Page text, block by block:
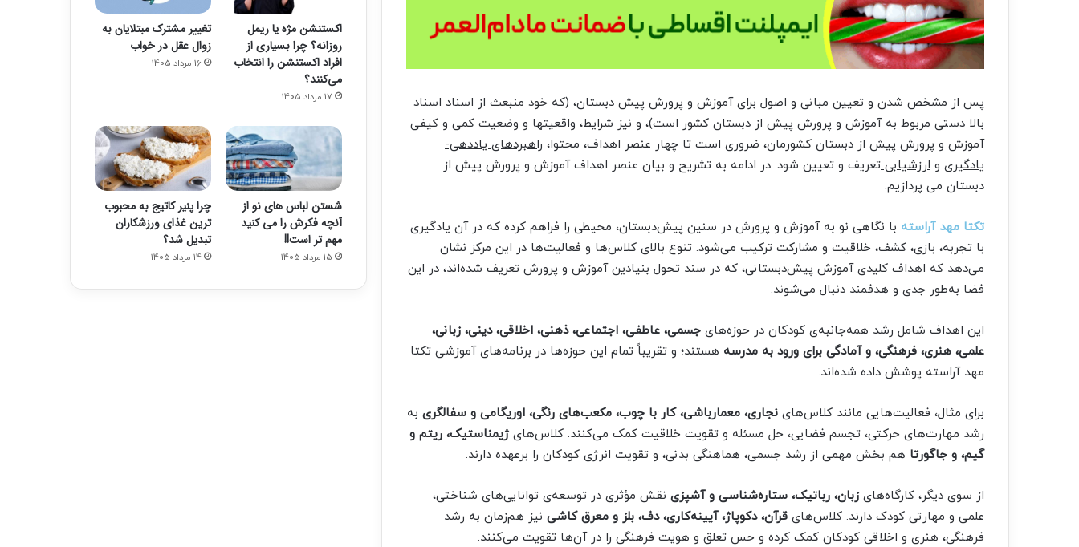
پس از مشخص شدن و تعیینمبانی و اصول برای آموزش و پرورش پیش دبستان، (که خود منبعث از اسناد اسناد
بالا دستی مربوط به آموزش و پرورش پیش از دبستان کشور است)، و نیز شرایط، واقعیتها و وضعیت کمی و کیفی
آموزش و پرورش پیش از دبستان کشورمان، ضروری است تا چهار عنصر اهداف، محتوا، راهبردهای یاددهی-
یادگیری و ارزشیابیتعریف و تعیین شود. در ادامه به تشریح و بیان عنصر اهداف آموزش و پرورش پیش از
دبستان می پردازیم.
تکتا مهد آراسته با نگاهی نو به آموزش و پرورش در سنین پیش‌دبستان، محیطی را فراهم کرده که در آن یادگیری
با تجربه، بازی، کشف، خلاقیت و مشارکت ترکیب می‌شود. تنوع بالای کلاس‌ها و فعالیت‌ها در این مرکز نشان
می‌دهد که اهداف کلیدی آموزش پیش‌دبستانی، که در سند تحول بنیادین آموزش و پرورش تعریف شده‌اند، در این
فضا به‌طور جدی و هدفمند دنبال می‌شوند.
این اهداف شامل رشد همه‌جانبه‌ی کودکان در حوزه‌های جسمی، عاطفی، اجتماعی، ذهنی، اخلاقی، دینی، زبانی،
علمی، هنری، فرهنگی، و آمادگی برای ورود به مدرسه هستند؛ و تقریباً تمام این حوزه‌ها در برنامه‌های آموزشی تکتا
مهد آراسته پوشش داده شده‌اند.
برای مثال، فعالیت‌هایی مانند کلاس‌های نجاری، معمارباشی، کار با چوب، مکعب‌های رنگی، اوریگامی و سفالگری به
رشد مهارت‌های حرکتی، تجسم فضایی، حل مسئله و تقویت خلاقیت کمک می‌کنند. کلاس‌های ژیمناستیک، ریتم و
گیم، و جاگورتا هم بخش مهمی از رشد جسمی، هماهنگی بدنی، و تقویت انرژی کودکان را برعهده دارند.
از سوی دیگر، کارگاه‌های زبان، رباتیک، ستاره‌شناسی و آشپزی نقش مؤثری در توسعه‌ی توانایی‌های شناختی،
علمی و مهارتی کودک دارند. کلاس‌های قرآن، دکوپاژ، آیینه‌کاری، دف، بلز و معرق کاشی نیز هم‌زمان به رشد
فرهنگی، هنری و اخلاقی کودکان کمک کرده و حس تعلق و هویت فرهنگی را در آن‌ها تقویت می‌کنند.
اکستنشن مژه یا ریمل
روزانه؟ چرا بسیاری از
افراد اکستنشن را انتخاب
می‌کنند؟
17 مرداد 1405
تغییر مشترک مبتلایان به
زوال عقل در خواب
16 مرداد 1405
شستن لباس های نو از
آنچه فکرش را می کنید
مهم تر است!!
15 مرداد 1405
چرا پنیر کاتیج به محبوب
ترین غذای ورزشکاران
تبدیل شد؟
14 مرداد 1405